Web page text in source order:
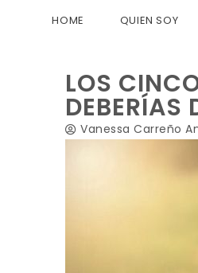
HOME QUIEN SOY
LOS
DEBERÍAS
Vanessa Carreño